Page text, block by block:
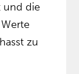
und die
zu